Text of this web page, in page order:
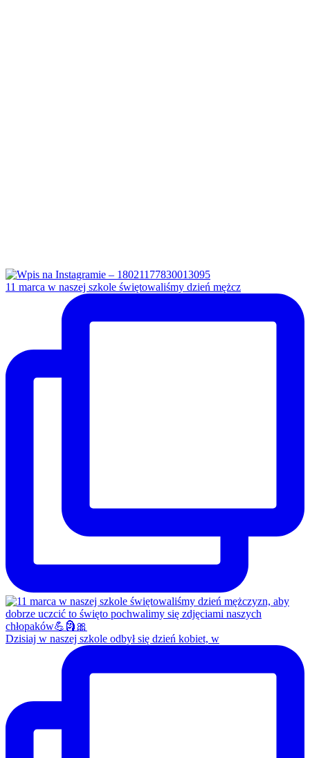
11 marca w naszej szkole świętowaliśmy dzień mężcz
Dzisiaj w naszej szkole odbył się dzień kobiet, w